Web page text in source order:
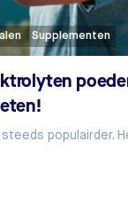
Supplementen
populairder.